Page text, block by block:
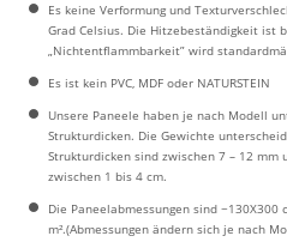
Es keine Verformung und
Grad Celsius. Die Hitzebeständigkeit ist
„Nichtentflammbarkeit” wird
Es ist kein PVC, MDF oder NATURSTEIN
Unsere Paneele haben je nach Modell
Strukturdicken. Die Gewichte
Strukturdicken sind zwischen 7 – 12
zwischen 1 bis 4 cm.
Die Paneelabmessungen sind ~130X300
m².(Abmessungen ändern sich je nach